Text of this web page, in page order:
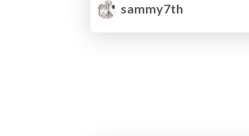
sammy7th